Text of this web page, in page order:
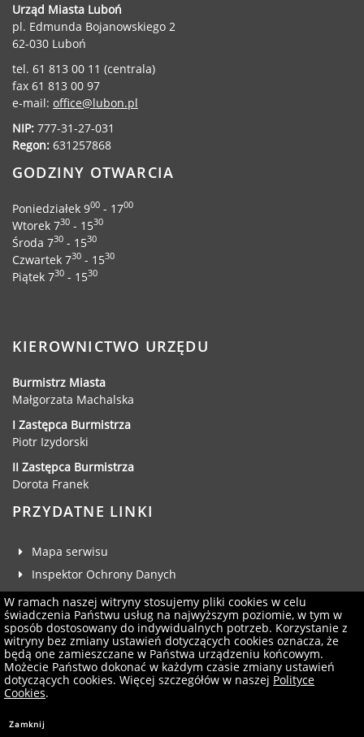
Urząd Miasta Luboń
pl. Edmunda Bojanowskiego 2
62-030 Luboń
tel. 61 813 00 11 (centrala)
fax 61 813 00 97
e-mail: office@lubon.pl
NIP: 777-31-27-031
Regon: 631257868
GODZINY OTWARCIA
Poniedziałek 900 - 1700
Wtorek 730 - 1530
Środa 730 - 1530
Czwartek 730 - 1530
Piątek 730 - 1530
KIEROWNICTWO URZĘDU
Burmistrz Miasta
Małgorzata Machalska
I Zastępca Burmistrza
Piotr Izydorski
II Zastępca Burmistrza
Dorota Franek
PRZYDATNE LINKI
Mapa serwisu
Inspektor Ochrony Danych
Deklaracja dostępności
Klauzula RODO
Zgłoś uwagi
Administrator serwisu
Newsletter
W ramach naszej witryny stosujemy pliki cookies w celu
świadczenia Państwu usług na najwyższym poziomie, w tym w
sposób dostosowany do indywidualnych potrzeb. Korzystanie z
witryny bez zmiany ustawień dotyczących cookies oznacza, że
będą one zamieszczane w Państwa urządzeniu końcowym.
Możecie Państwo dokonać w każdym czasie zmiany ustawień
dotyczących cookies. Więcej szczegółów w naszej Polityce
Cookies.
Zamknij